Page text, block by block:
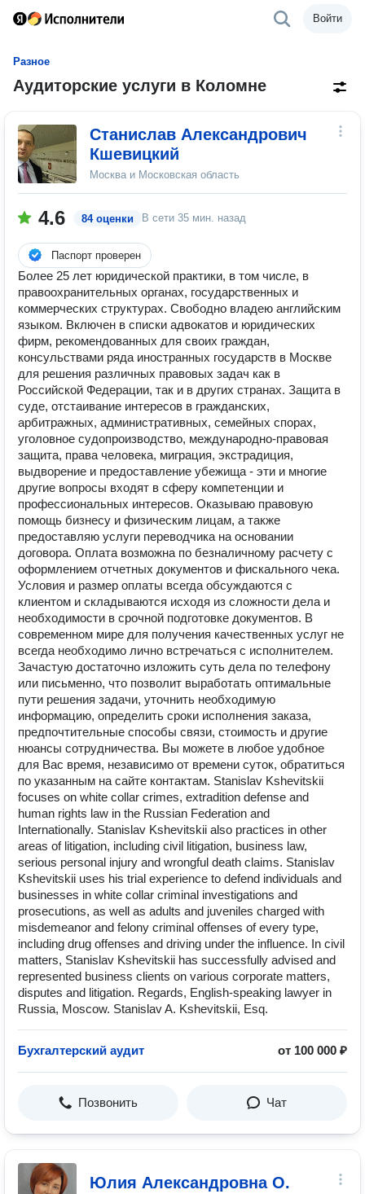
Войти
Разное
Аудиторские услуги в Коломне
Станислав Александрович
Кшевицкий
Москва и Московская область
4.6 84 оценки В сети 35 мин. назад
Паспорт проверен
Более 25 лет юридической практики, в том числе, в
правоохранительных органах, государственных и
коммерческих структурах. Свободно владею английским
языком. Включен в списки адвокатов и юридических
фирм, рекомендованных для своих граждан,
консульствами ряда иностранных государств в Москве
для решения различных правовых задач как в
Российской Федерации, так и в других странах. Защита в
суде, отстаивание интересов в гражданских,
арбитражных, административных, семейных спорах,
уголовное судопроизводство, международно-правовая
защита, права человека, миграция, экстрадиция,
выдворение и предоставление убежища - эти и многие
другие вопросы входят в сферу компетенции и
профессиональных интересов. Оказываю правовую
помощь бизнесу и физическим лицам, а также
предоставляю услуги переводчика на основании
договора. Оплата возможна по безналичному расчету с
оформлением отчетных документов и фискального чека.
Условия и размер оплаты всегда обсуждаются с
клиентом и складываются исходя из сложности дела и
необходимости в срочной подготовке документов. В
современном мире для получения качественных услуг не
всегда необходимо лично встречаться с исполнителем.
Зачастую достаточно изложить суть дела по телефону
или письменно, что позволит выработать оптимальные
пути решения задачи, уточнить необходимую
информацию, определить сроки исполнения заказа,
предпочтительные способы связи, стоимость и другие
нюансы сотрудничества. Вы можете в любое удобное
для Вас время, независимо от времени суток, обратиться
по указанным на сайте контактам. Stanislav Kshevitskii
focuses on white collar crimes, extradition defense and
human rights law in the Russian Federation and
Internationally. Stanislav Kshevitskii also practices in other
areas of litigation, including civil litigation, business law,
serious personal injury and wrongful death claims. Stanislav
Kshevitskii uses his trial experience to defend individuals and
businesses in white collar criminal investigations and
prosecutions, as well as adults and juveniles charged with
misdemeanor and felony criminal offenses of every type,
including drug offenses and driving under the influence. In civil
matters, Stanislav Kshevitskii has successfully advised and
represented business clients on various corporate matters,
disputes and litigation. Regards, English-speaking lawyer in
Russia, Moscow. Stanislav A. Kshevitskii, Esq.
Бухгалтерский аудит от 100 000 ₽
Позвонить Чат
Юлия Александровна О.